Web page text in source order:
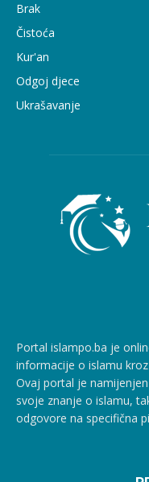
Brak
Čistoća
Kur'an
Odgoj djece
Ukrašavanje
Portal islampo.ba je
informacije o islamu
Ovaj portal je
svoje znanje o islamu,
odgovore na specifična